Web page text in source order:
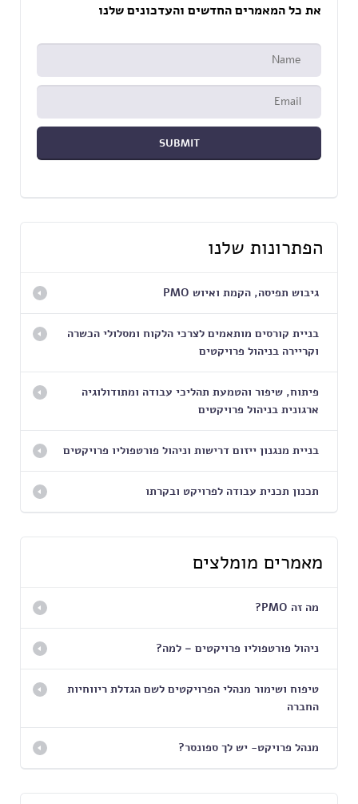
את כל המאמרים החדשים והעדכונים שלנו
הפתרונות שלנו
גיבוש תפיסה, הקמת ואיוש PMO
בניית קורסים מותאמים לצרכי הלקוח ומסלולי הכשרה
וקריירה בניהול פרויקטים
פיתוח, שיפור והטמעת תהליכי עבודה ומתודולוגיה
ארגונית בניהול פרויקטים
בניית מנגנון ייזום דרישות וניהול פורטפוליו פרויקטים
תכנון תכנית עבודה לפרויקט ובקרתו
מאמרים מומלצים
מה זה PMO?
ניהול פורטפוליו פרויקטים – למה?
טיפוח ושימור מנהלי הפרויקטים לשם הגדלת ריווחיות
החברה
מנהל פרויקט- יש לך ספונסר?